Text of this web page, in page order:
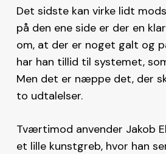
Det sidste kan virke lidt
på den ene side er der en
om, at der er noget galt og
har han tillid til systemet,
Men det er næppe det, der
to udtalelser.
Tværtimod anvender Jakob
et lille kunstgreb, hvor han